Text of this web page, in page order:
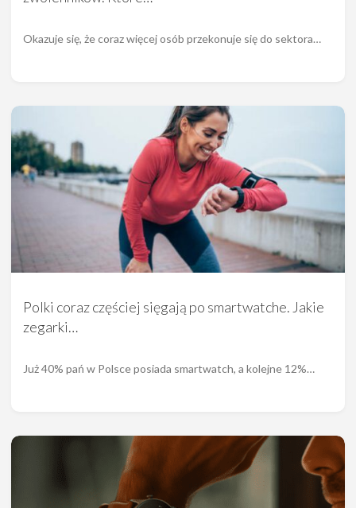
Okazuje się, że coraz więcej osób przekonuje się do sektora…
Polki coraz częściej sięgają po smartwatche. Jakie
zegarki…
Już 40% pań w Polsce posiada smartwatch, a kolejne 12%…